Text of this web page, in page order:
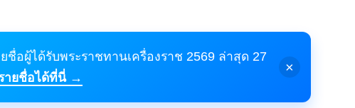
ชื่อผู้ได้รับพระราชทานเครื่องราช 2569 ล่าสุด 27
ายชื่อได้ที่นี่ →
×